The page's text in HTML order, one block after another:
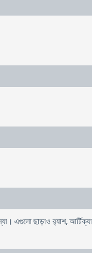
এগুলো ছাড়াও র‌্যাশ,